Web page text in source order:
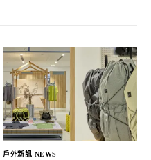
戶外新訊 NEWS